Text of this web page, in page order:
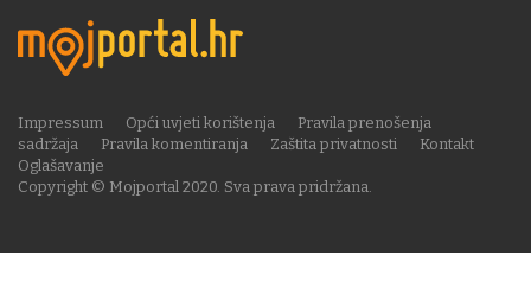
Copyright © Mojportal 2020. Sva prava pridržana.
Impressum Opći uvjeti korištenja
Pravila prenošenja
sadržaja
Pravila komentiranja Zaštita privatnosti
Kontakt
Oglašavanje